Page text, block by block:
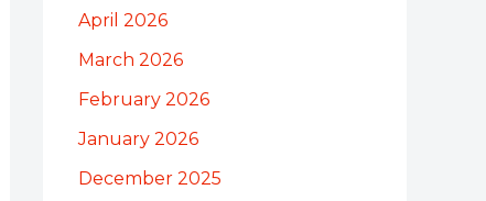
April 2026
March 2026
February 2026
January 2026
December 2025